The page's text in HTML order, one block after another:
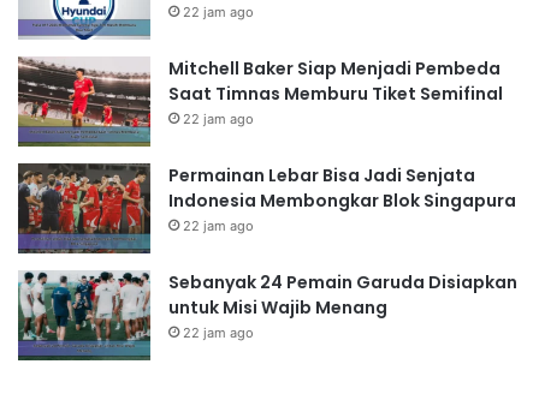
22 jam ago
Mitchell Baker Siap Menjadi Pembeda
Saat Timnas Memburu Tiket Semifinal
22 jam ago
Permainan Lebar Bisa Jadi Senjata
Indonesia Membongkar Blok Singapura
22 jam ago
Sebanyak 24 Pemain Garuda Disiapkan
untuk Misi Wajib Menang
22 jam ago